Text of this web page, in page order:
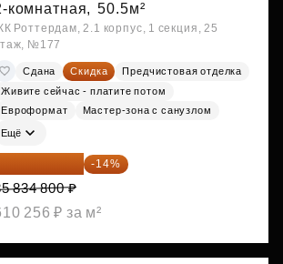
комнатная, 50.5м²
Роттердам, 2.1 корпус, 1 секция, 25
№177
Сдана Скидка
Предчистовая отделка
Живите сейчас - платите потом
Евроформат
Мастер-зона с санузлом
Ещё
30 817 928 ₽ -14%
834 800 ₽
256 ₽ за м²